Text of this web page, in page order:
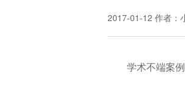
2017-01-12 作者：
学术不端案